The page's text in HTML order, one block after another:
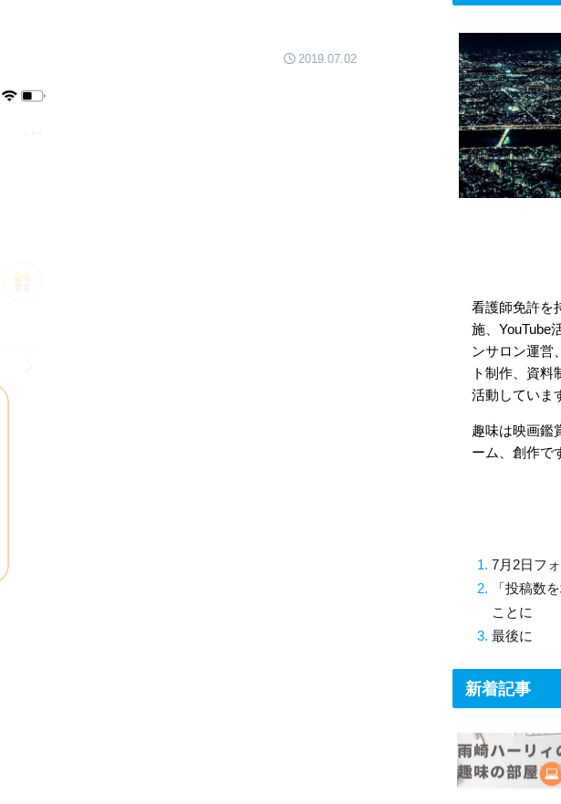
2019.07.02
看護師免許を
施、YouTube
ンサロン運営
ト制作、資料
活動していま
趣味は映画鑑
ーム、創作で
7月2日フ
「投稿数
ことに
最後に
新着記事